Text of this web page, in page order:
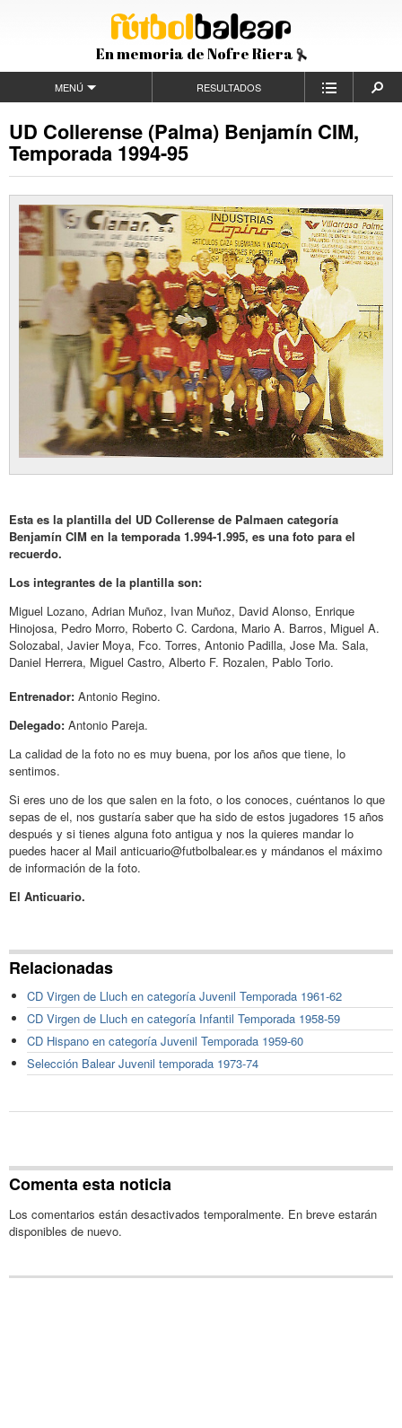
En memoria de Nofre Riera
MENÚ RESULTADOS
UD Collerense (Palma) Benjamín CIM,
Temporada 1994-95
Esta es la plantilla del UD Collerense de Palmaen categoría
Benjamín CIM en la temporada 1.994-1.995, es una foto para el
recuerdo.
Los integrantes de la plantilla son:
Miguel Lozano, Adrian Muñoz, Ivan Muñoz, David Alonso, Enrique
Hinojosa, Pedro Morro, Roberto C. Cardona, Mario A. Barros, Miguel A.
Solozabal, Javier Moya, Fco. Torres, Antonio Padilla, Jose Ma. Sala,
Daniel Herrera, Miguel Castro, Alberto F. Rozalen, Pablo Torio.
Entrenador: Antonio Regino.
Delegado: Antonio Pareja.
La calidad de la foto no es muy buena, por los años que tiene, lo
sentimos.
Si eres uno de los que salen en la foto, o los conoces, cuéntanos lo que
sepas de el, nos gustaría saber que ha sido de estos jugadores 15 años
después y si tienes alguna foto antigua y nos la quieres mandar lo
puedes hacer al Mail anticuario@futbolbalear.es y mándanos el máximo
de información de la foto.
El Anticuario.
Relacionadas
CD Virgen de Lluch en categoría Juvenil Temporada 1961-62
CD Virgen de Lluch en categoría Infantil Temporada 1958-59
CD Hispano en categoría Juvenil Temporada 1959-60
Selección Balear Juvenil temporada 1973-74
Comenta esta noticia
Los comentarios están desactivados temporalmente. En breve estarán
disponibles de nuevo.